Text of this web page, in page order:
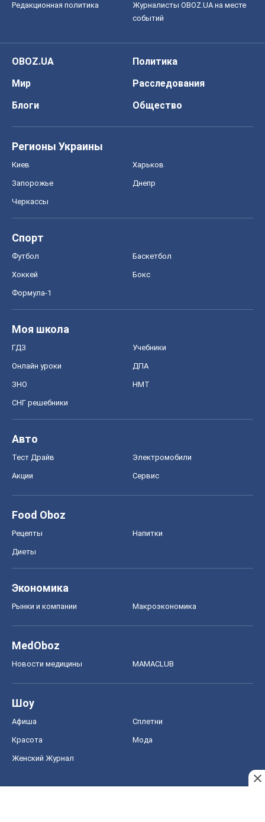
Редакционная политика
Журналисты OBOZ.UA на месте
событий
OBOZ.UA
Политика
Мир
Расследования
Блоги
Общество
Регионы Украины
Киев Харьков
Запорожье Днепр
Черкассы
Спорт
Футбол Баскетбол
Хоккей Бокс
Формула-1
Моя школа
ГДЗ Учебники
Онлайн уроки ДПА
ЗНО НМТ
СНГ решебники
Авто
Тест Драйв Электромобили
Акции Сервис
Food Oboz
Рецепты Напитки
Диеты
Экономика
Рынки и компании Mакроэкономика
MedOboz
Новости медицины MAMACLUB
Шоу
Афиша Сплетни
Красота Мода
Женский Журнал